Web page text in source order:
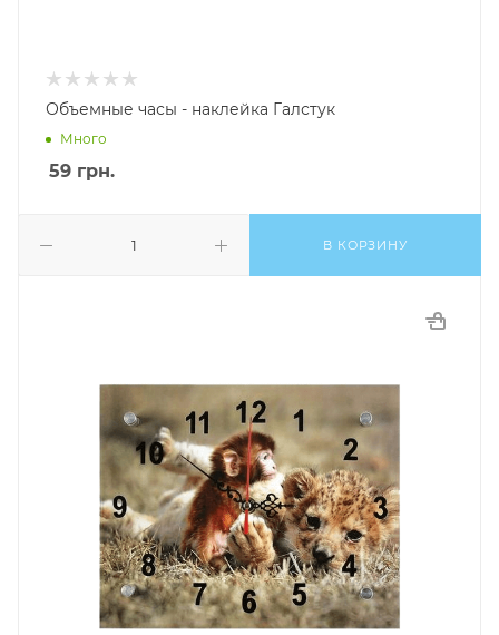
Объемные часы - наклейка Галстук
Много
59 грн.
В КОРЗИНУ